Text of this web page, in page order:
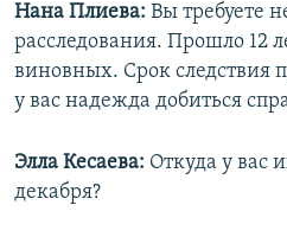
Нана Плиева: Вы требуете
расследования. Прошло 12
виновных. Срок следствия
у вас надежда добиться
Элла Кесаева: Откуда у вас
декабря?